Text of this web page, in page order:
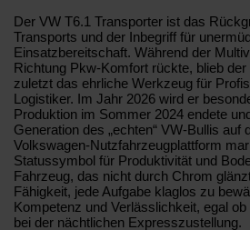
Der VW T6.1 Transporter ist das
Transports und der Inbegriff für
Einsatzbereitschaft. Während der
Richtung Pkw-Komfort rückte, blieb
zuletzt das ehrliche Werkzeug für
Logistiker. Im Jahr 2026 wird er
Produktion im Sommer 2024 endete
Generation des „echten“ VW-Bullis auf
Volkswagen-Nutzfahrzeugplattform
Statussymbol für Produktivität und
Fahrzeug, das nicht durch Chrom
Fähigkeit, jede Aufgabe klaglos zu
Kompetenz und Verlässlichkeit, egal
bei der nächtlichen Expresszustellung.